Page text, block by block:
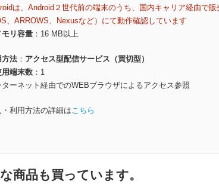
は、Android２世代前の端末のうち、国内キャリア経由で
、ARROWS、Nexusなど）にて動作確認しています
モリ容量
16 MB以上
方法
アクセス型配信サービス（買切型）
用端末数
1
ーネット経由でのWEBブラウザによるアクセス参照
利用方法の詳細はこちら
商品も買っています。